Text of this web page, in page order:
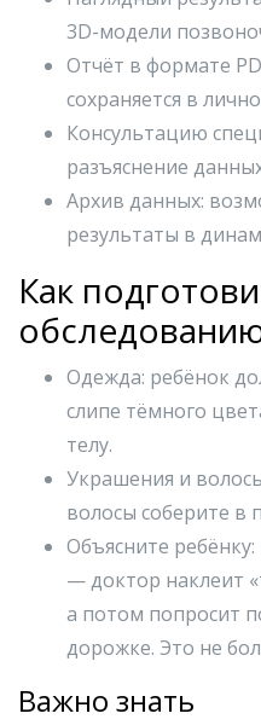
3D-модели
Отчёт в формате
сохраняется в
Консультацию
разъяснение
Архив данных:
результаты в
Как
Одежда: ребёнок
слипе тёмного
телу.
Украшения и
волосы соберите в
Объясните
— доктор наклеит
а потом попросит
дорожке. Это не
Важно знать